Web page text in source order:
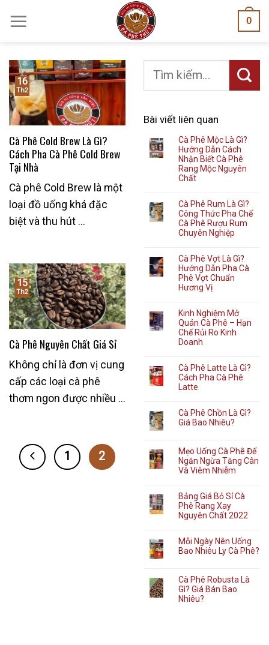
to
0
Cà Phê Cold Brew Là Gì?
Cách Pha Cà Phê Cold Brew
Tại Nhà
Cà phê Cold Brew là một
loại đồ uống khá đặc
biệt và thu hút ...
16
Th2
Cà Phê Nguyên Chất Giá Sỉ
Không chỉ là đơn vị cung
cấp các loại cà phê
thơm ngon được nhiều ...
15
Th2
1 2
Bài viết liên quan
Cà Phê Mộc Là Gì?
Hướng Dẫn Cách
Nhận Biết Cà Phê
Rang Mộc Nguyên
Chất
Cà Phê Rum Là Gì?
Công Thức Pha Chế
Cà Phê Rượu Rum
Chuyên Nghiệp
Cà Phê Vợt Là Gì?
Hướng Dẫn Pha Cà
Phê Vợt Chuẩn
Hương Vị
Kinh Nghiệm Mở
Quán Cà Phê – Hạn
Chế Rủi Ro Kinh
Doanh
Cà Phê Latte Là Gì?
Cách Pha Cà Phê
Latte
Cà Phê Chồn Là Gì?
Giá Bao Nhiêu?
Mẹo Uống Cà Phê Để
Ngăn Ngừa Tăng Cân
Và Viêm Nhiễm
Bảng Giá Bỏ Sỉ Cà
Phê Rang Xay
Nguyên Chất 2022
Mỗi Ngày Nên Uống
Bao Nhiêu Ly Cà Phê?
Cà Phê Robusta Là
Gì? Giá Bán Bao
Nhiêu?